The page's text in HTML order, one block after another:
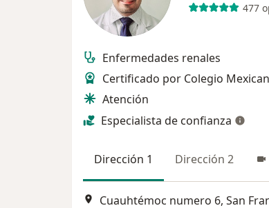
477
Enfermedades renales
Certificado por Colegio
Atención
Especialista de confianza
Dirección 1 Dirección 2